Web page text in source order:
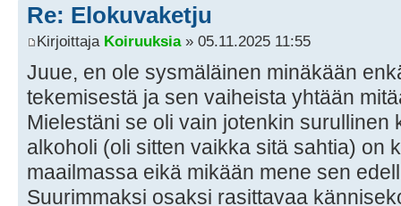
Re: Elokuvaketju
Kirjoittaja Koiruuksia» 05.11.2025 11:55
Juue, en ole sysmäläinen minäkään
tekemisestä ja sen vaiheista yhtään
Mielestäni se oli vain jotenkin surullinen
alkoholi (oli sitten vaikka sitä sahtia) on
maailmassa eikä mikään mene sen
Suurimmaksi osaksi rasittavaa